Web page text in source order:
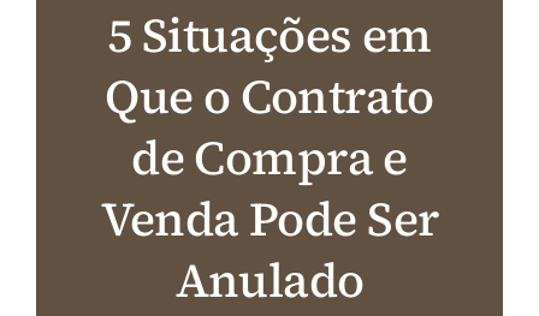
Nossos Profissionais
Áreas de Atuação
5 Situações em
Que o Contrato
de Compra e
Venda Pode Ser
Anulado